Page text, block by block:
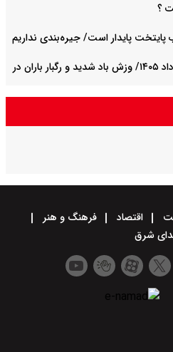
؟
پایدار است/ جیره‌بندی نداریم
پیش بینی هوای کرمان فردا ۱۶ مرداد ۱۴۰۵/ وزش باد شدید و رگبار باران در
ادامه دارد
اقتصاد
فرهنگ و هنر
شرق